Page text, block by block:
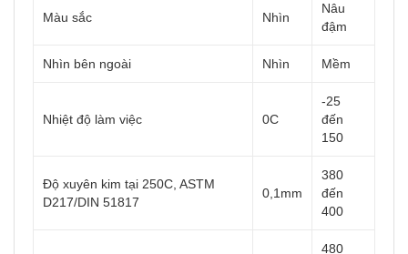
Màu sắc Nhìn
Nâu
đậm
Nhìn bên ngoài Nhìn Mềm
Nhiệt độ làm việc 0C
-25
đến
150
Độ xuyên kim tại 250C, ASTM
D217/DIN 51817
0,1mm
380
đến
400
480